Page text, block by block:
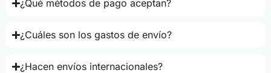
¿Qué métodos de pago aceptan?
¿Cuáles son los gastos de envío?
¿Hacen envíos internacionales?